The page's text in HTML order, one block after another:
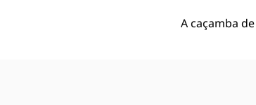
A caçamba